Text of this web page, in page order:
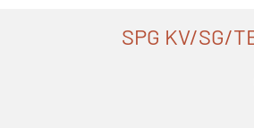
SPG KV/SG/